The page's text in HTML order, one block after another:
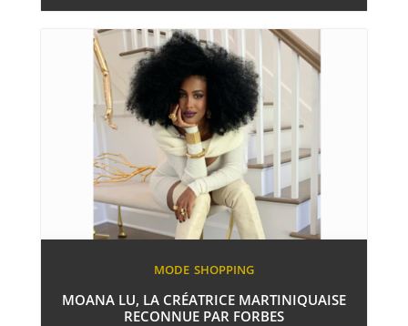
MODE SHOPPING
MOANA LU, LA CRÉATRICE MARTINIQUAISE
RECONNUE PAR FORBES